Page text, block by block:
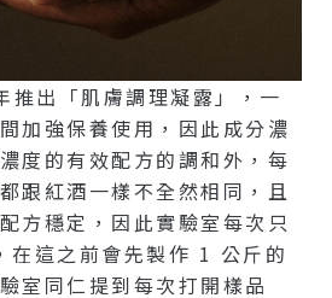
出「肌膚調理凝露」，一
加強保養使用，因此成分濃
度的有效配方的調和外，每
跟紅酒一樣不全然相同，且
方穩定，因此實驗室每次只
這之前會先製作 1 公斤的
室同仁提到每次打開樣品